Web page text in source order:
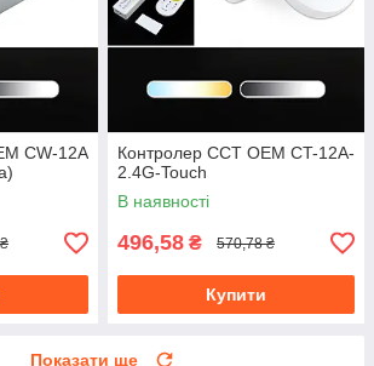
CW-12A
Контролер CCT OEM CT-12A-
2.4G-Touch
В наявності
496,58 ₴ 570,78 ₴
Купити
Показати ще